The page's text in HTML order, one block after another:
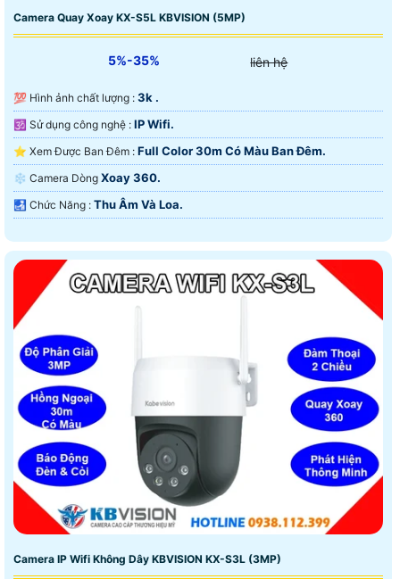
Camera Quay Xoay KX-S5L KBVISION (5MP)
5%-35% liên hệ
💯 Hình ảnh chất lượng : 3k .
🕉️ Sử dụng công nghệ : IP Wifi.
⭐ Xem Được Ban Đêm : Full Color 30m Có Màu Ban Ðêm.
❄ Camera Dòng Xoay 360.
️🛃 Chức Năng : Thu Âm Và Loa.
Camera IP Wifi Không Dây KBVISION KX-S3L (3MP)